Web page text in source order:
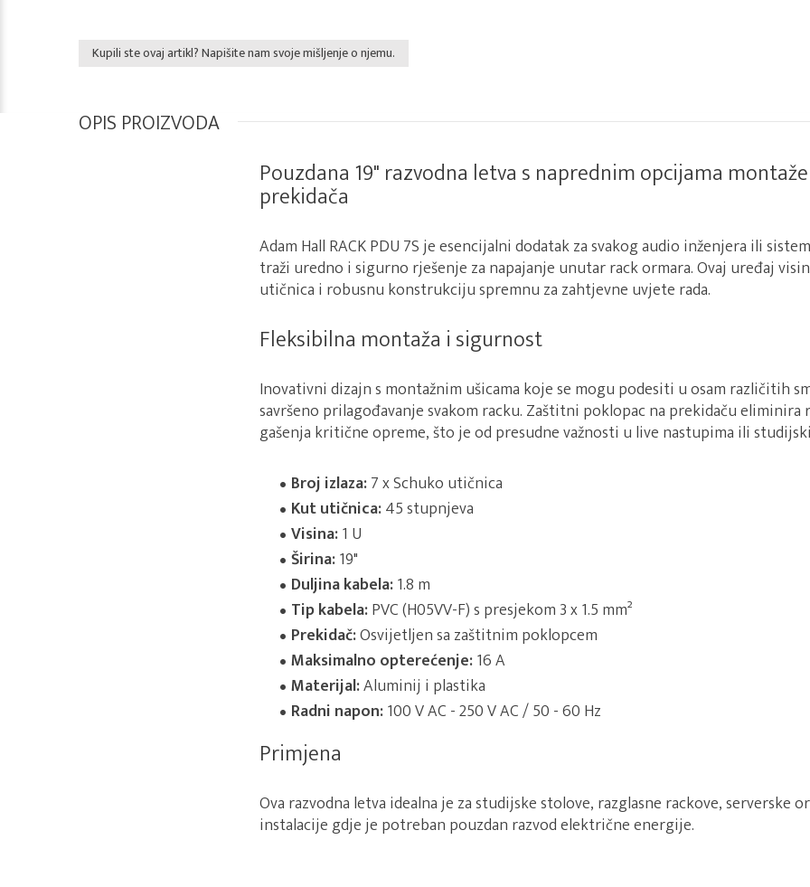
Kupili ste ovaj artikl? Napišite nam svoje mišljenje o njemu.
OPIS PROIZVODA
Pouzdana 19" razvodna letva s naprednim opcijama
prekidača
Adam Hall RACK PDU 7S je esencijalni dodatak za svakog audio inženjera ili
traži uredno i sigurno rješenje za napajanje unutar rack ormara. Ovaj uređaj
utičnica i robusnu konstrukciju spremnu za zahtjevne uvjete rada.
Fleksibilna montaža i sigurnost
Inovativni dizajn s montažnim ušicama koje se mogu podesiti u osam različitih
savršeno prilagođavanje svakom racku. Zaštitni poklopac na prekidaču
gašenja kritične opreme, što je od presudne važnosti u live nastupima ili
Broj izlaza:7 x Schuko utičnica
Kut utičnica:45 stupnjeva
Visina:1 U
Širina:19"
Duljina kabela:1.8 m
Tip kabela:PVC (H05VV-F) s presjekom 3 x 1.5 mm²
Prekidač:Osvijetljen sa zaštitnim poklopcem
Maksimalno opterećenje:16 A
Materijal:Aluminij i plastika
Radni napon:100 V AC - 250 V AC / 50 - 60 Hz
Primjena
Ova razvodna letva idealna je za studijske stolove, razglasne rackove, serverske
instalacije gdje je potreban pouzdan razvod električne energije.